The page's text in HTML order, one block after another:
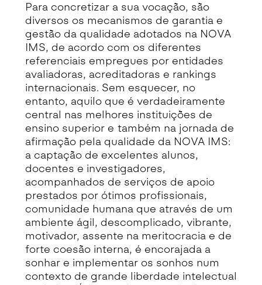
Para concretizar a sua vocação, são
diversos os mecanismos de garantia e
gestão da qualidade adotados na NOVA
IMS, de acordo com os diferentes
referenciais empregues por entidades
avaliadoras, acreditadoras e rankings
internacionais. Sem esquecer, no
entanto, aquilo que é verdadeiramente
central nas melhores instituições de
ensino superior e também na jornada de
afirmação pela qualidade da NOVA IMS:
a captação de excelentes alunos,
docentes e investigadores,
acompanhados de serviços de apoio
prestados por ótimos profissionais,
comunidade humana que através de um
ambiente ágil, descomplicado, vibrante,
motivador, assente na meritocracia e de
forte coesão interna, é encorajada a
sonhar e implementar os sonhos num
contexto de grande liberdade intelectual